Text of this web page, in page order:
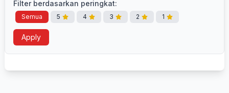
Filter berdasarkan peringkat:
Semua 5 4 3 2 1
Apply